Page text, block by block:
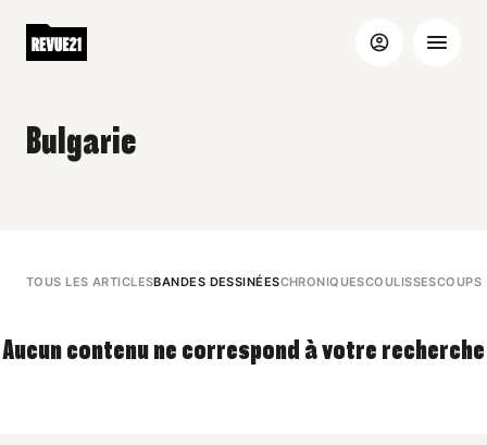
Bulgarie
TOUS LES ARTICLESBANDES DESSINÉESCHRONIQUESCOULISSESCOUPS
Aucun contenu ne correspond à votre recherche